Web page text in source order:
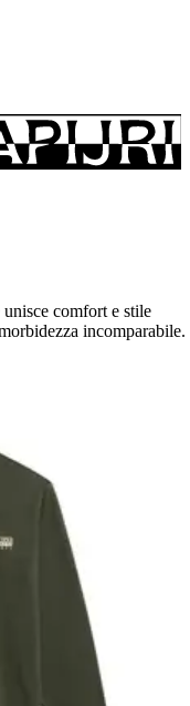
comfort e stile
incomparabile.